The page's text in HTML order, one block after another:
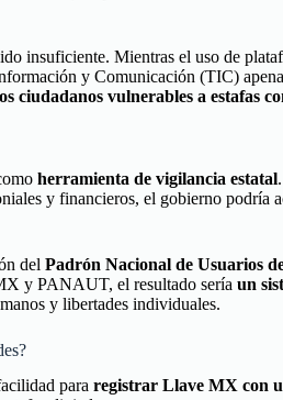
insuficiente. Mientras el uso de
y Comunicación (TIC)
ciudadanos vulnerables a estafas
herramienta de vigilancia estatal
y financieros, el gobierno podría
del Padrón Nacional de Usuarios
y PANAUT, el resultado sería un
y libertades individuales.
para registrar Llave MX con